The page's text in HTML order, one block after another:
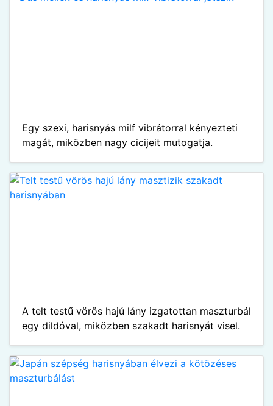
Egy szexi, harisnyás milf vibrátorral kényezteti
magát, miközben nagy cicijeit mutogatja.
A telt testű vörös hajú lány izgatottan maszturbál
egy dildóval, miközben szakadt harisnyát visel.